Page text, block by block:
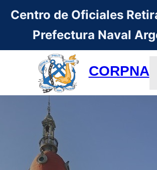
Centro de Oficiales
Prefectura Naval
CORPNA